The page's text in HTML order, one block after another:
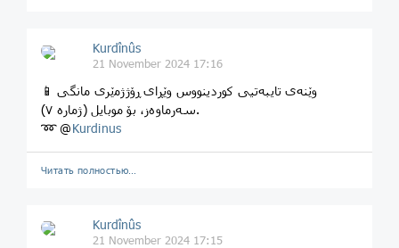
Kurdînûs
21 November 2024 17:16
📱 وێنەی تایبەتیی کوردینووس وێڕای ڕۆژژمێری مانگی
سەرماوەز، بۆ موبایل (ژماره ٧).
➿ @Kurdinus
Читать полностью…
Kurdînûs
21 November 2024 17:15